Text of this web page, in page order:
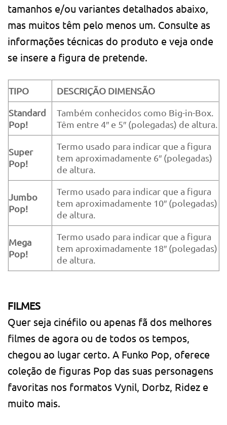
tamanhos e/ou variantes detalhados abaixo,
mas muitos têm pelo menos um. Consulte as
informações técnicas do produto e veja onde
se insere a figura de pretende.
TIPO DESCRIÇÃO DIMENSÃO
Standard
Pop!
Também conhecidos como Big-in-Box.
Têm entre 4″ e 5″ (polegadas) de altura.
Super
Pop!
Termo usado para indicar que a figura
tem aproximadamente 6″ (polegadas)
de altura.
Jumbo
Pop!
Termo usado para indicar que a figura
tem aproximadamente 10″ (polegadas)
de altura.
Mega
Pop!
Termo usado para indicar que a figura
tem aproximadamente 18″ (polegadas)
de altura.
FILMES
Quer seja cinéfilo ou apenas fã dos melhores
filmes de agora ou de todos os tempos,
chegou ao lugar certo. A Funko Pop, oferece
coleção de figuras Pop das suas personagens
favoritas nos formatos Vynil, Dorbz, Ridez e
muito mais.